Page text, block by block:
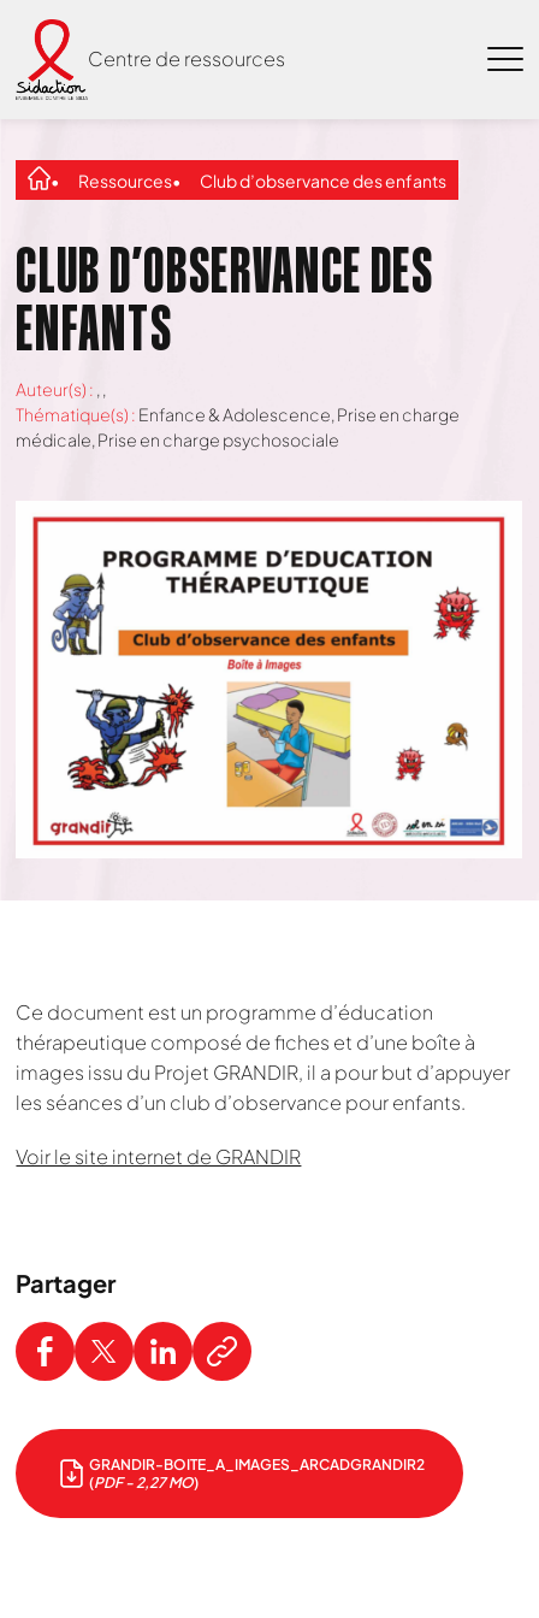
Centre de ressources
Ressources Club d’observance des enfants
CLUB D’OBSERVANCE DES
ENFANTS
Auteur(s) : , ,
Thématique(s) : Enfance & Adolescence, Prise en charge
médicale, Prise en charge psychosociale
Ce document est un programme d’éducation
thérapeutique composé de fiches et d’une boîte à
images issu du Projet GRANDIR, il a pour but d’appuyer
les séances d’un club d’observance pour enfants.
Voir le site internet de GRANDIR
Partager
GRANDIR-BOITE_A_IMAGES_ARCADGRANDIR2
(PDF - 2,27 MO)